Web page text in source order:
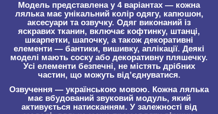
Модель представлена у 4 варіантах — кожна
лялька має унікальний колір одягу, капюшон,
аксесуари та озвучку. Одяг виконаний із
яскравих тканин, включає кофтинку, штанці,
шкарпетки, шапочку, а також декоративні
елементи — бантики, вишивку, аплікації. Деякі
моделі мають соску або декоративну пляшечку.
Усі елементи безпечні, не містять дрібних
частин, що можуть від’єднуватися.
Озвучення — українською мовою. Кожна лялька
має вбудований звуковий модуль, який
активується натисканням. У залежності від